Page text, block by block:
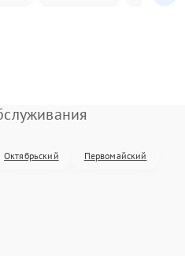
Октябрьский Первомайский